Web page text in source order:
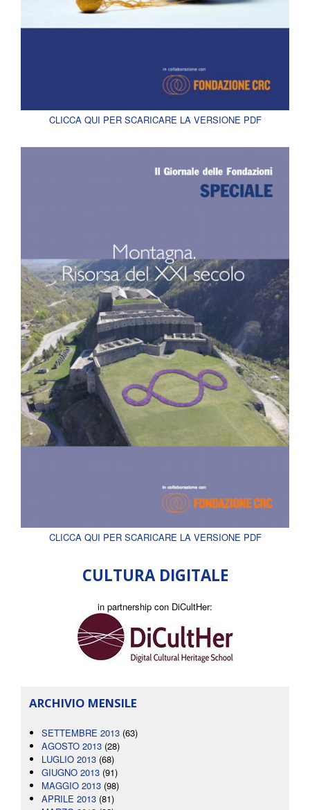
CLICCA QUI PER SCARICARE LA VERSIONE PDF
CLICCA QUI PER SCARICARE LA VERSIONE PDF
CULTURA DIGITALE
in partnership con DiCultHer:
ARCHIVIO MENSILE
SETTEMBRE 2013 (63)
AGOSTO 2013 (28)
LUGLIO 2013 (68)
GIUGNO 2013 (91)
MAGGIO 2013 (98)
APRILE 2013 (81)